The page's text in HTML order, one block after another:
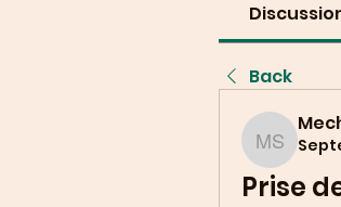
Back
Prise